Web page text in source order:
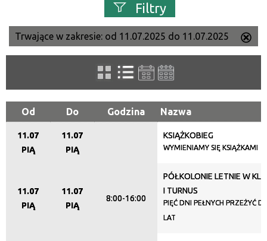
Filtry
Szukana fraza
Kategoria
Trwające w zakresie
Miejsce
Trwające w zakresie: od 11.07.2025 do 11.07.2025
ten
Od Do Godzina Nazwa
11.07
PIĄ
11.07
PIĄ
KSIĄŻKOBIEG
WYMIENIAMY SIĘ KSIĄŻKAMI
11.07
PIĄ
11.07
PIĄ
8:00-16:00
PÓŁKOLONIE LETNIE W
I TURNUS
PIĘĆ DNI PEŁNYCH PRZEŻYĆ
LAT